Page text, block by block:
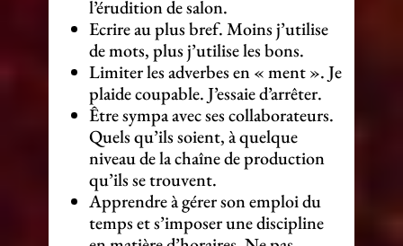
l’érudition de salon.
Ecrire au plus bref. Moins j’utilise
de mots, plus j’utilise les bons.
Limiter les adverbes en « ment ». Je
plaide coupable. J’essaie d’arrêter.
Être sympa avec ses collaborateurs.
Quels qu’ils soient, à quelque
niveau de la chaîne de production
qu’ils se trouvent.
Apprendre à gérer son emploi du
temps et s’imposer une discipline